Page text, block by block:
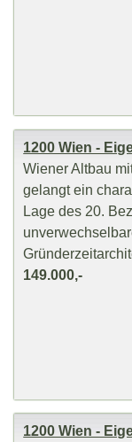
1200 Wien -
Wiener Altbau
gelangt ein
Lage des 20.
149.000,-
1200 Wien -